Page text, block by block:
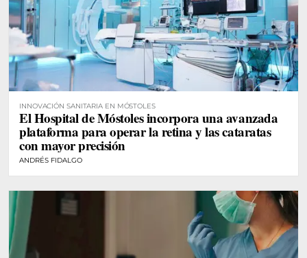
INNOVACIÓN SANITARIA EN MÓSTOLES
El Hospital de Móstoles incorpora una avanzada
plataforma para operar la retina y las cataratas
con mayor precisión
ANDRÉS FIDALGO